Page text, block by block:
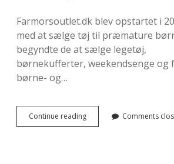
Farmorsoutlet.dk blev opstartet i
med at sælge tøj til præmature
begyndte de at sælge legetøj,
børnekufferter, weekendsenge og
børne- og…
Continue readingTuren
bli’r
Comments